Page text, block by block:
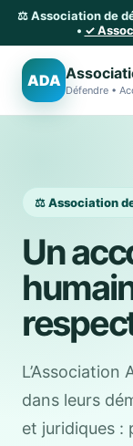
⚖️ Association de
• ✓
ADA
Défendre •
⚖️ Association
Un
L’Association
dans leurs
et juridiques :